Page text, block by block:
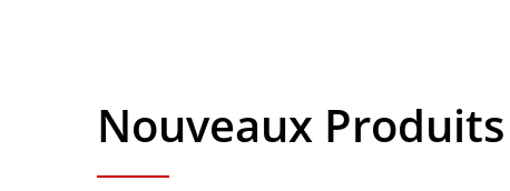
Nouveaux Produits